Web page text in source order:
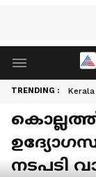
TRENDING : Kerala
നടപടി